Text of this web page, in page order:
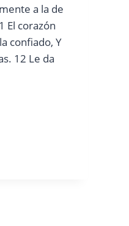
a la de
El corazón
confiado, Y
12 Le da